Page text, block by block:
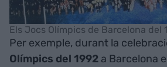
Els Jocs Olímpics de Barcelona del
Per exemple, durant la
Olímpics del 1992 a Barcelona